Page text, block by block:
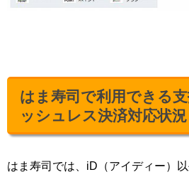
はま寿司で利用できる
ッシュレス決済対応状況
はま寿司では、iD（アイディー）